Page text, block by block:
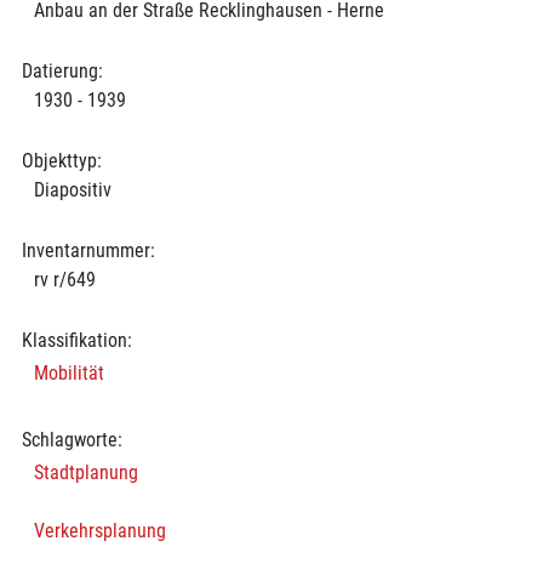
Anbau an der Straße Recklinghausen - Herne
Datierung:
1930 - 1939
Objekttyp:
Diapositiv
Inventarnummer:
rv r/649
Klassifikation:
Mobilität
Schlagworte:
Stadtplanung
Verkehrsplanung